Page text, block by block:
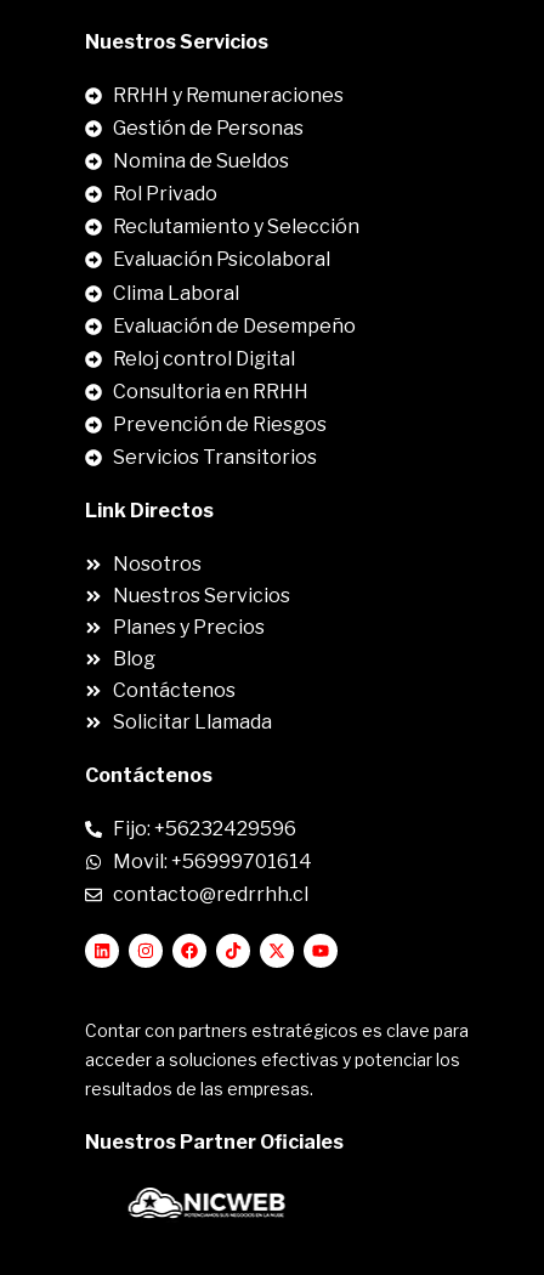
Nuestros Servicios
RRHH y Remuneraciones
Gestión de Personas
Nomina de Sueldos
Rol Privado
Reclutamiento y Selección
Evaluación Psicolaboral
Clima Laboral
Evaluación de Desempeño
Reloj control Digital
Consultoria en RRHH
Prevención de Riesgos
Servicios Transitorios
Link Directos
Nosotros
Nuestros Servicios
Planes y Precios
Blog
Contáctenos
Solicitar Llamada
Contáctenos
Fijo: +56232429596
Movil: +56999701614
contacto@redrrhh.cl
Contar con partners estratégicos es clave para
acceder a soluciones efectivas y potenciar los
resultados de las empresas.
Nuestros Partner Oficiales